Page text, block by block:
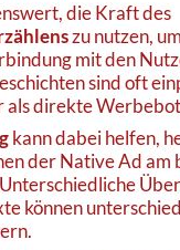
die Kraft des
zu nutzen,
mit den
sind oft
als direkte
kann dabei helfen,
der Native Ad am
können